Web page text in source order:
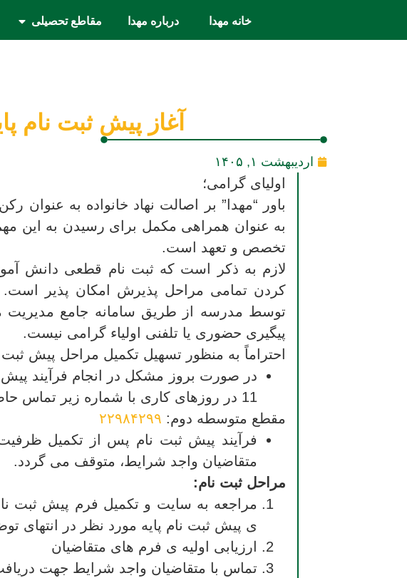
خانه مهدا درباره مهدا مقاطع تحصیلی
آغاز پیش ثبت نام
اردیبهشت ۱, ۱۴۰۵
اولیای گرامی؛
باور “مهدا” بر اصالت نهاد خانواده به عنوان
به عنوان همراهی مکمل برای رسیدن به این
تخصص و تعهد است.
لازم به ذکر است که ثبت نام قطعی دانش
کردن تمامی مراحل پذیرش امکان ­پذیر است.
پیگیری حضوری یا تلفنی اولیاء گرامی نیست.
احتراماً به منظور تسهیل تکمیل مراحل پیش ثبت
11 در روزهای کاری با شماره­ زیر تماس حاصل فرمایید:
مقطع متوسطه دوم: ۲۲۹۸۴۲۹۹
فرآیند پیش ثبت ­نام پس از تکمیل
متقاضیان واجد شرایط، متوقف می­ گردد.
مراحل ثبت نام:
مراجعه به سایت و تکمیل فرم پیش ثبت­
ی پیش ثبت نام پایه مورد نظر در انتهای
ارزیابی اولیه ­ی فرم­ های متقاضیان
تماس با متقاضیان واجد شرایط جهت